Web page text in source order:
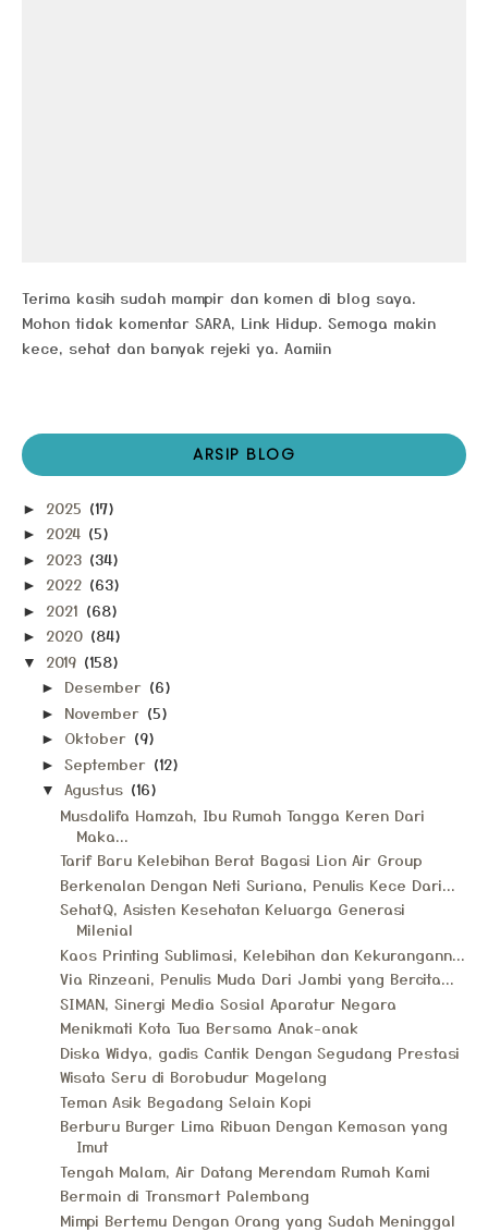
Terima kasih sudah mampir dan komen di blog saya.
Mohon tidak komentar SARA, Link Hidup. Semoga makin
kece, sehat dan banyak rejeki ya. Aamiin
ARSIP BLOG
► 2025 (17)
► 2024 (5)
► 2023 (34)
► 2022 (63)
► 2021 (68)
► 2020 (84)
▼ 2019 (158)
► Desember (6)
► November (5)
► Oktober (9)
► September (12)
▼ Agustus (16)
Musdalifa Hamzah, Ibu Rumah Tangga Keren Dari
Maka...
Tarif Baru Kelebihan Berat Bagasi Lion Air Group
Berkenalan Dengan Neti Suriana, Penulis Kece Dari...
SehatQ, Asisten Kesehatan Keluarga Generasi
Milenial
Kaos Printing Sublimasi, Kelebihan dan Kekurangann...
Via Rinzeani, Penulis Muda Dari Jambi yang Bercita...
SIMAN, Sinergi Media Sosial Aparatur Negara
Menikmati Kota Tua Bersama Anak-anak
Diska Widya, gadis Cantik Dengan Segudang Prestasi
Wisata Seru di Borobudur Magelang
Teman Asik Begadang Selain Kopi
Berburu Burger Lima Ribuan Dengan Kemasan yang
Imut
Tengah Malam, Air Datang Merendam Rumah Kami
Bermain di Transmart Palembang
Mimpi Bertemu Dengan Orang yang Sudah Meninggal